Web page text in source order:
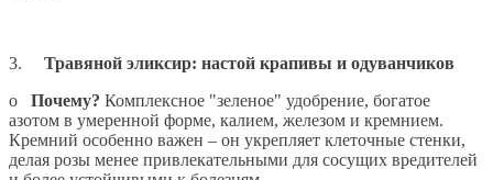
3. Травяной эликсир: настой крапивы и одуванчиков
o Почему? Комплексное "зеленое" удобрение, богатое
азотом в умеренной форме, калием, железом и кремнием.
Кремний особенно важен – он укрепляет клеточные стенки,
делая розы менее привлекательными для сосущих вредителей